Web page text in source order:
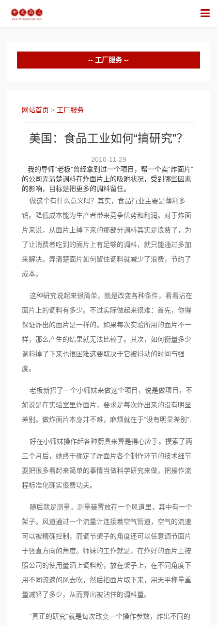
工厂服务
网站首页 > 工厂服务
美国：食品工业如何“搞研究”？
2010-11-29
我的导师“老板”曾经拿到过一个项目，帮一个卖“炸面片”
的公司弄清楚调料在炸面片上的吸附状况，受到哪些因素
的影响，目标是把更多的调料留住。
做这个有什么意义吗？其实，食品行业主要是薄利多
销。降低成本能为生产者带来竞争优势和利润。对于炸面
片来说，从面片上掉下来的那部分调料其实是浪费了，为
了让消费者吃到的面片上有足够的调料，就只能通过多加
来解决。弄清楚面片如何留住调料就减少了浪费，节约了
成本。
这种研究说起来很简单，就是改变各种条件，看看沾在
面片上的调料有多少。不过实际做起来很难：首先，你得
保证炸出的面片是一样的。如果每次实验所用的面片不一
样，那么产生的结果就无法比较了。其次，如何衡量多少
调料掉了下来也很困难这要取决于它被抖动的时间与强
度。
老板新招了一个小师妹来做这个项目，说是做项目，不
如说是在实验室里炸面片，要求是每次炸出来的没有明显
差别。做炸面片本身并不难，麻烦就在于“没有明显差别”.
好在小师妹操作起各种厨具来算是得心应手。摸索了两
三个月后，她终于确定了炸面片各个制作环节的技术细节
要把很多看起来简单的事情当做科学研究来做，把操作流
程标准化确实很费功夫。
随后就是测量。测量装置放在一个风道里，其中有一个
架子。风道通过一个流量计连接着空气管道，空气的流速
可以被精确控制，而调节架子的角度还可以任意调节面片
于竖直方向的角度。师妹的工作就是，在炸好的面片上按
照公司的使用量洒上调料粉，放在架子上，在不同角度下
用不同流速的风去吹，然后把面片取下来，用天平称量重
量减轻了多少，从而算出被沾住的调料量。
“真正的研究”就是每次改变一个操作参数，炸出不同的